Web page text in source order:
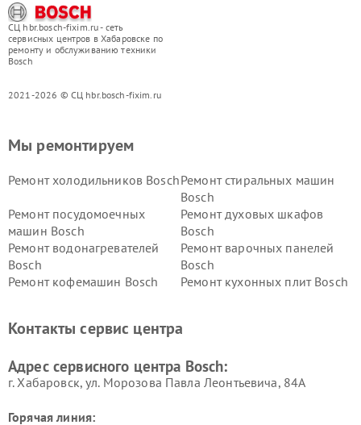
СЦ hbr.bosch-fixim.ru - сеть
сервисных центров в Хабаровске по
ремонту и обслуживанию техники
Bosch
2021-2026 © СЦ hbr.bosch-fixim.ru
Мы ремонтируем
Ремонт холодильников BoschРемонт стиральных машин
Bosch
Ремонт посудомоечных
машин Bosch
Ремонт духовых шкафов
Bosch
Ремонт водонагревателей
Bosch
Ремонт варочных панелей
Bosch
Ремонт кофемашин Bosch
Ремонт кухонных плит Bosch
Ремонт сушильных автоматовРемонт морозильных камер
Контакты сервис центра
Адрес сервисного центра Bosch:
г. Хабаровск, ул. Морозова Павла Леонтьевича, 84А
Горячая линия: